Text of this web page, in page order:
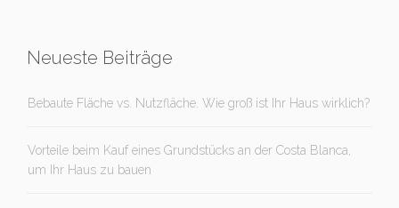
Neueste Beiträge
Bebaute Fläche vs. Nutzfläche. Wie groß ist Ihr Haus wirklich?
Vorteile beim Kauf eines Grundstücks an der Costa Blanca,
um Ihr Haus zu bauen